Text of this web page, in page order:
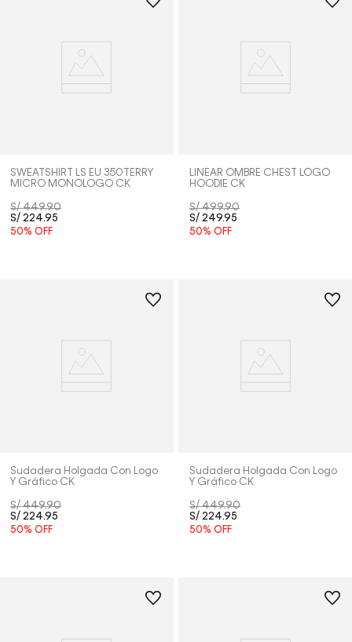
SWEATSHIRT LS EU 350TERRY
MICRO MONOLOGO CK
S/ 449.90
S/ 224.95
50% OFF
LINEAR OMBRE CHEST LOGO
HOODIE CK
S/ 499.90
S/ 249.95
50% OFF
Sudadera Holgada Con Logo
Y Gráfico CK
S/ 449.90
S/ 224.95
50% OFF
Sudadera Holgada Con Logo
Y Gráfico CK
S/ 449.90
S/ 224.95
50% OFF